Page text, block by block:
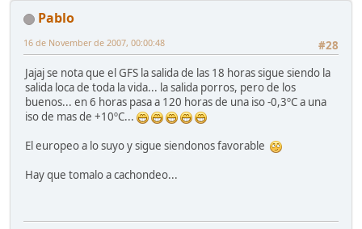
Pablo
#28
16 de November de 2007, 00:00:48
Jajaj se nota que el GFS la salida de las 18 horas sigue siendo la
salida loca de toda la vida... la salida porros, pero de los
buenos... en 6 horas pasa a 120 horas de una iso -0,3ºC a una
iso de mas de +10ºC...
El europeo a lo suyo y sigue siendonos favorable
Hay que tomalo a cachondeo...